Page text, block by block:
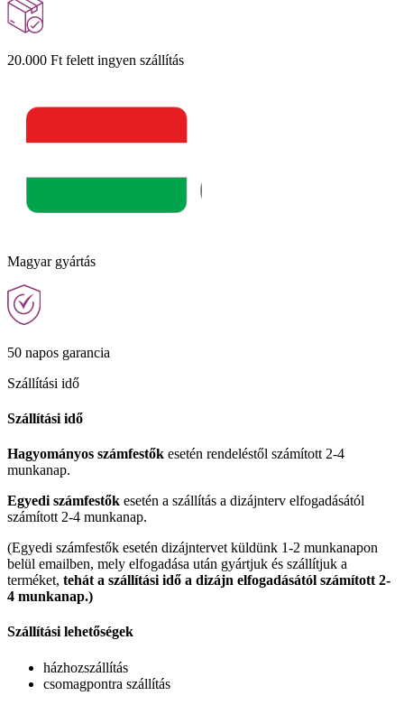
20.000 Ft felett ingyen szállítás
Magyar gyártás
50 napos garancia
Szállítási idő
Szállítási idő
Hagyományos számfestők esetén rendeléstől számított 2-4
munkanap.
Egyedi számfestők esetén a szállítás a dizájnterv elfogadásától
számított 2-4 munkanap.
(Egyedi számfestők esetén dizájntervet küldünk 1-2 munkanapon
belül emailben, mely elfogadása után gyártjuk és szállítjuk a
terméket, tehát a szállítási idő a dizájn elfogadásától számított 2-
4 munkanap.)
Szállítási lehetőségek
házhozszállítás
csomagpontra szállítás